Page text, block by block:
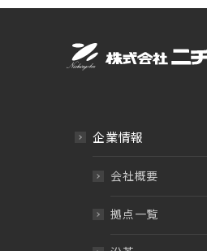
企業情報
会社概要
拠点一覧